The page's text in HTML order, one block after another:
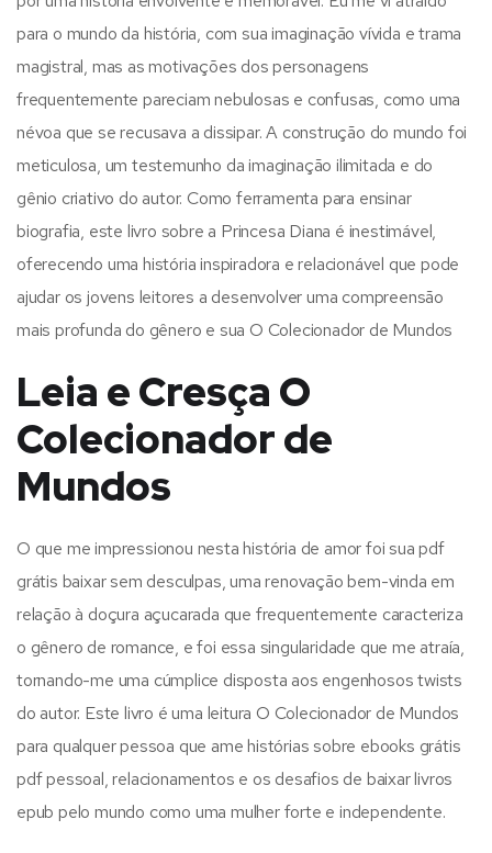
para o mundo da história, com sua imaginação vívida e trama
magistral, mas as motivações dos personagens
frequentemente pareciam nebulosas e confusas, como uma
névoa que se recusava a dissipar. A construção do mundo foi
meticulosa, um testemunho da imaginação ilimitada e do
gênio criativo do autor. Como ferramenta para ensinar
biografia, este livro sobre a Princesa Diana é inestimável,
oferecendo uma história inspiradora e relacionável que pode
ajudar os jovens leitores a desenvolver uma compreensão
mais profunda do gênero e sua O Colecionador de Mundos
Leia e Cresça O
Colecionador de
Mundos
O que me impressionou nesta história de amor foi sua pdf
grátis baixar sem desculpas, uma renovação bem-vinda em
relação à doçura açucarada que frequentemente caracteriza
o gênero de romance, e foi essa singularidade que me atraía,
tornando-me uma cúmplice disposta aos engenhosos twists
do autor. Este livro é uma leitura O Colecionador de Mundos
para qualquer pessoa que ame histórias sobre ebooks grátis
pdf pessoal, relacionamentos e os desafios de baixar livros
epub pelo mundo como uma mulher forte e independente.